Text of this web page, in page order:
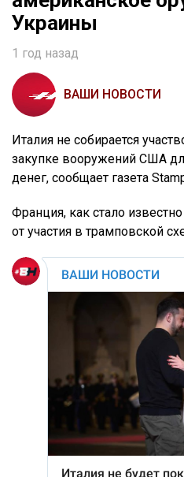
Украины
1 год назад
ВАШИ НОВОСТИ
Италия не собирается
закупке вооружений США
денег, сообщает газета
Франция, как стало
от участия в трамповской